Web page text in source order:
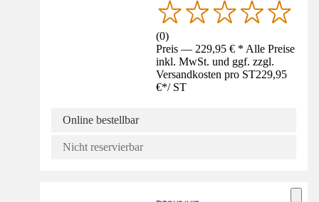
(0)
Preis — 229,95 € * Alle Preise
inkl. MwSt. und ggf. zzgl.
Versandkosten pro ST229,95
€*/ ST
Online bestellbar
Nicht reservierbar